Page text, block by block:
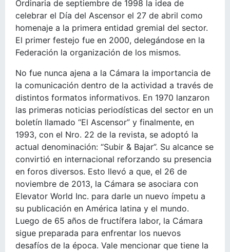
Ordinaria de septiembre de 1998 la idea de
celebrar el Día del Ascensor el 27 de abril como
homenaje a la primera entidad gremial del sector.
El primer festejo fue en 2000, delegándose en la
Federación la organización de los mismos.
No fue nunca ajena a la Cámara la importancia de
la comunicación dentro de la actividad a través de
distintos formatos informativos. En 1970 lanzaron
las primeras noticias periodísticas del sector en un
boletín llamado “El Ascensor” y finalmente, en
1993, con el Nro. 22 de la revista, se adoptó la
actual denominación: “Subir & Bajar”. Su alcance se
convirtió en internacional reforzando su presencia
en foros diversos. Esto llevó a que, el 26 de
noviembre de 2013, la Cámara se asociara con
Elevator World Inc. para darle un nuevo ímpetu a
su publicación en América latina y el mundo.
Luego de 65 años de fructífera labor, la Cámara
sigue preparada para enfrentar los nuevos
desafíos de la época. Vale mencionar que tiene la